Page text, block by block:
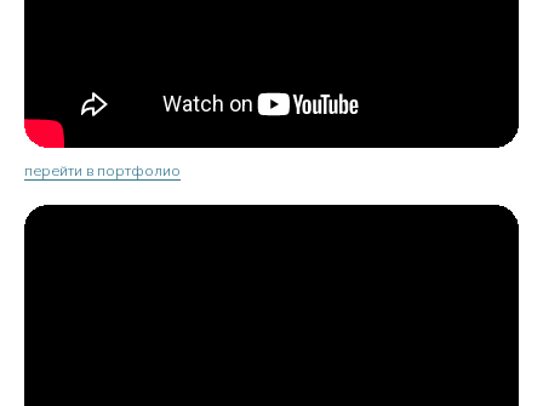
перейти в портфолио